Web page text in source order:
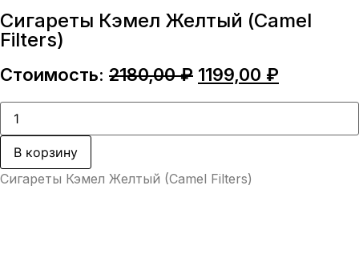
Сигареты Кэмел Желтый (Camel
Filters)
Стоимость: 2180,00₽ Первоначальная
составляла
1199,00 ₽
1199,00
Количество
товара
Сигареты
Кэмел
Желтый
(Camel
Filters)
В корзину
Сигареты Кэмел Желтый (Camel Filters)